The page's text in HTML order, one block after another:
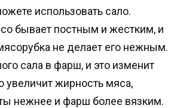
использовать сало.
бывает постным и жестким, и
не делает его нежным.
сала в фарш, и это изменит
увеличит жирность мяса,
нежнее и фарш более вязким.